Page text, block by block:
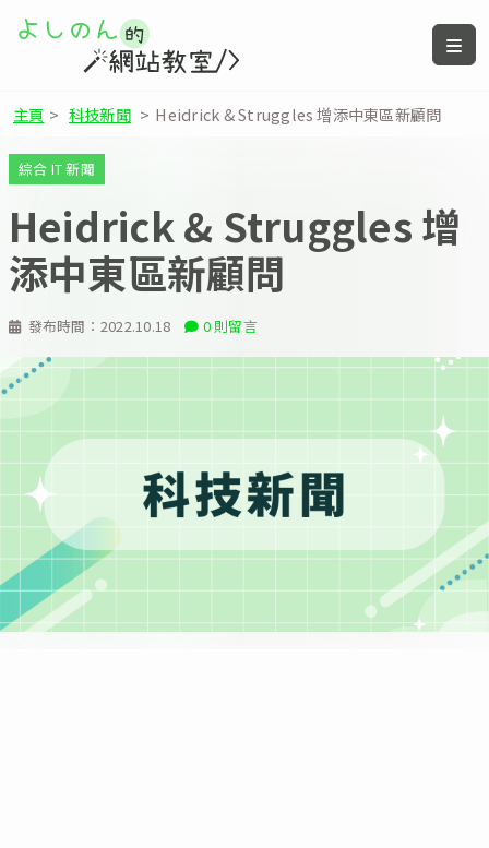
主頁 > 科技新聞 > Heidrick & Struggles 增添中東區新顧問
發布時間： 2022.10.18 0 則留言
綜合 IT 新聞
Heidrick & Struggles 增
添中東區新顧問